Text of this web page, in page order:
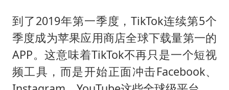
到了2019年第一季度，TikTok连续第5个
季度成为苹果应用商店全球下载量第一的
APP。这意味着TikTok不再只是一个短视
频工具，而是开始正面冲击Facebook、